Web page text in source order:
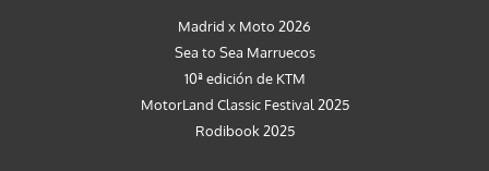
Madrid x Moto 2026
Sea to Sea Marruecos
10ª edición de KTM
MotorLand Classic Festival 2025
Rodibook 2025